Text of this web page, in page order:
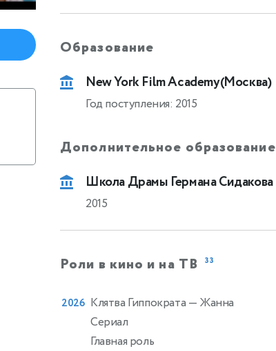
Образование
New York Film Academy(Москва)
Год поступления: 2015
Дополнительное образование
Школа Драмы Германа Сидакова
2015
Роли в кино и на ТВ33
2026 Клятва Гиппократа — Жанна
Сериал
Главная роль